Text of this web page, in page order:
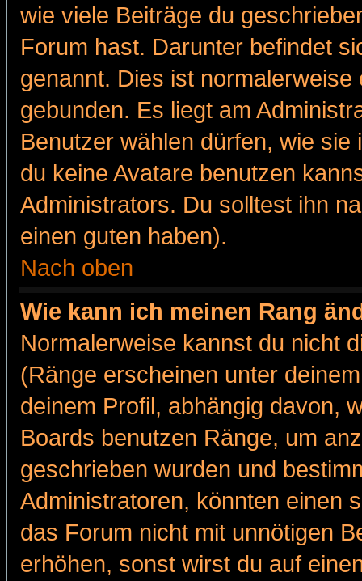
wie viele Beiträge du
Forum hast. Darunter befindet
genannt. Dies ist
gebunden. Es liegt am
Benutzer wählen dürfen, wie
du keine Avatare benutzen
Administrators. Du solltest ihn
einen guten haben).
Nach oben
Wie kann ich meinen Rang
Normalerweise kannst du nicht
(Ränge erscheinen unter
deinem Profil, abhängig davon,
Boards benutzen Ränge, um
geschrieben wurden und
Administratoren, könnten einen
das Forum nicht mit unnötigen
erhöhen, sonst wirst du auf